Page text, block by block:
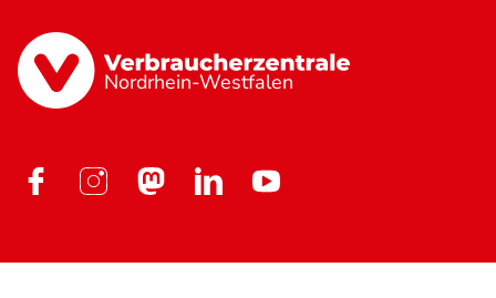
Nordrhein-Westfalen